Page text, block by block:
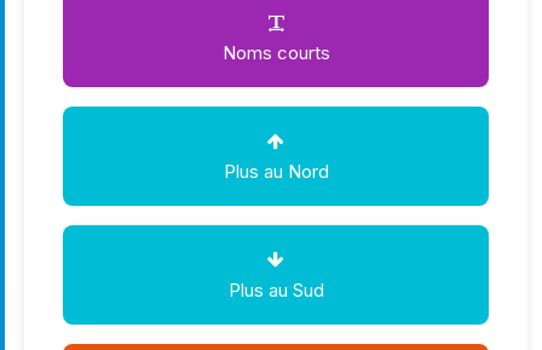
Noms courts
Plus au Nord
Plus au Sud